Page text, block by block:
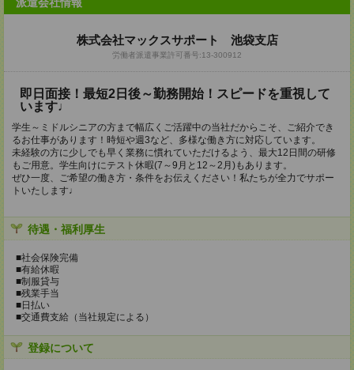
株式会社マックスサポート 池袋支店
労働者派遣事業許可番号:13-300912
即日面接！最短2日後～勤務開始！スピードを重視して
います♩
学生～ミドルシニアの方まで幅広くご活躍中の当社だからこそ、ご紹介でき
るお仕事があります！時短や週3など、多様な働き方に対応しています。
未経験の方に少しでも早く業務に慣れていただけるよう、最大12日間の研修
もご用意。学生向けにテスト休暇(7～9月と12～2月)もあります。
ぜひ一度、ご希望の働き方・条件をお伝えください！私たちが全力でサポー
トいたします♩
待遇・福利厚生
■社会保険完備
■有給休暇
■制服貸与
■残業手当
■日払い
■交通費支給（当社規定による）
登録について